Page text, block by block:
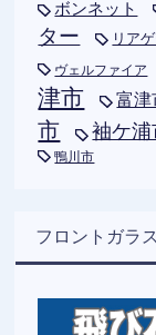
ボンネット
ター
リア
ヴェルファイア
津市
富津
市
袖ケ浦
鴨川市
フロントガラ